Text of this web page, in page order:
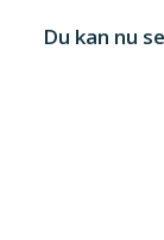
Du kan nu